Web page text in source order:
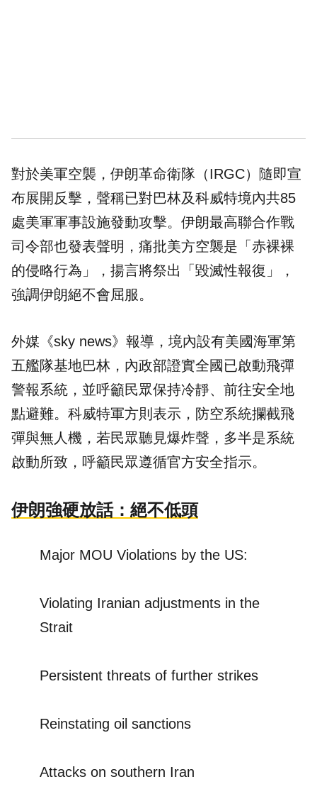
對於美軍空襲，伊朗革命衛隊（IRGC）隨即宣
布展開反擊，聲稱已對巴林及科威特境內共85
處美軍軍事設施發動攻擊。伊朗最高聯合作戰
司令部也發表聲明，痛批美方空襲是「赤裸裸
的侵略行為」，揚言將祭出「毀滅性報復」，
強調伊朗絕不會屈服。
外媒《sky news》報導，境內設有美國海軍第
五艦隊基地巴林，內政部證實全國已啟動飛彈
警報系統，並呼籲民眾保持冷靜、前往安全地
點避難。科威特軍方則表示，防空系統攔截飛
彈與無人機，若民眾聽見爆炸聲，多半是系統
啟動所致，呼籲民眾遵循官方安全指示。
伊朗強硬放話：絕不低頭
Major MOU Violations by the US:
Violating Iranian adjustments in the
Strait
Persistent threats of further strikes
Reinstating oil sanctions
Attacks on southern Iran